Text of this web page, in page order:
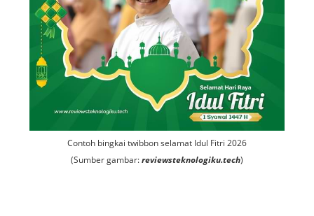
Contoh bingkai twibbon selamat Idul Fitri 2026
(Sumber gambar:reviewsteknologiku.tech)